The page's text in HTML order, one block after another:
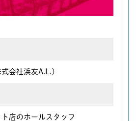
会社浜友A.L.）
店のホールスタッフ